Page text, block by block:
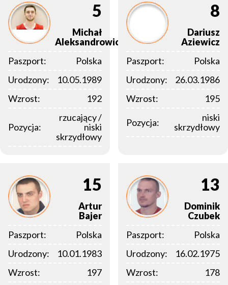
5
Michał
Aleksandrowicz
Paszport:
Polska
Urodzony:
10.05.1989
Wzrost:
192
Pozycja:
rzucający /
niski
skrzydłowy
8
Dariusz
Aziewicz
Paszport:
Polska
Urodzony:
26.03.1986
Wzrost:
195
Pozycja:
niski
skrzydłowy
15
Artur
Bajer
Paszport:
Polska
Urodzony:
10.01.1983
Wzrost:
197
13
Dominik
Czubek
Paszport:
Polska
Urodzony:
16.02.1975
Wzrost:
178